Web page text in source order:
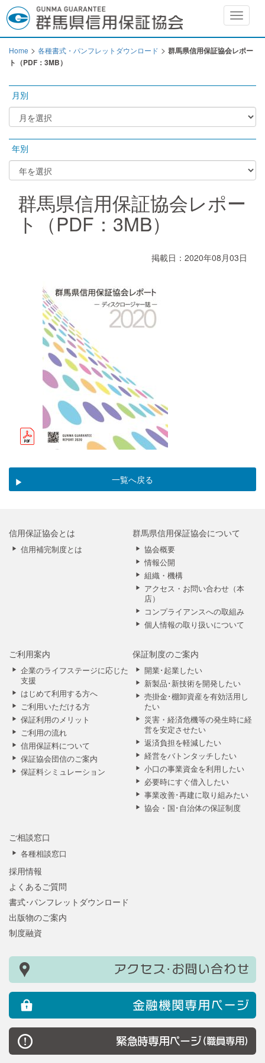
Toggle
Home > 各種書式・パンフレットダウンロード > 群馬県信用保証協会レポー
ト（PDF：3MB）
月別
年別
群馬県信用保証協会レポー
ト（PDF：3MB）
掲載日：2020年08月03日
一覧へ戻る
信用保証協会とは
信用補完制度とは
群馬県信用保証協会について
協会概要
情報公開
組織・機構
アクセス・お問い合わせ（本
店）
コンプライアンスへの取組み
個人情報の取り扱いについて
ご利用案内
企業のライフステージに応じた
支援
はじめて利用する方へ
ご利用いただける方
保証利用のメリット
ご利用の流れ
信用保証料について
保証協会団信のご案内
保証料シミュレーション
保証制度のご案内
開業･起業したい
新製品･新技術を開発したい
売掛金･棚卸資産を有効活用し
たい
災害・経済危機等の発生時に経
営を安定させたい
返済負担を軽減したい
経営をバトンタッチしたい
小口の事業資金を利用したい
必要時にすぐ借入したい
事業改善･再建に取り組みたい
協会・国･自治体の保証制度
ご相談窓口
各種相談窓口
採用情報
よくあるご質問
書式･パンフレットダウンロード
出版物のご案内
制度融資